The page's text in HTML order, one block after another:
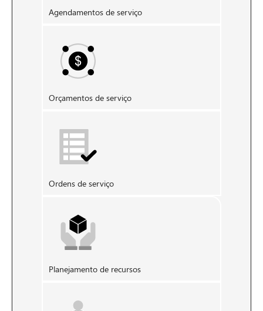
Agendamentos de serviço
Orçamentos de serviço
Ordens de serviço
Planejamento de recursos